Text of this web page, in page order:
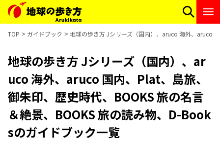
TOP ガイドブック 地球の歩き方 Jシリーズ（国内）、aruco 海外、aruco
地球の歩き方 Jシリーズ（国内）、ar
uco 海外、aruco 国内、Plat、島旅、
御朱印、歴史時代、BOOKS 旅の名言
＆絶景、BOOKS 旅の読み物、D-Book
sのガイドブック一覧